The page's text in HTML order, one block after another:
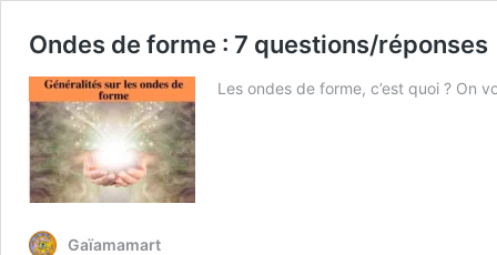
Ondes de forme : 7 questions/réponses
Les ondes de forme, c’est quoi ? On
Gaïamamart